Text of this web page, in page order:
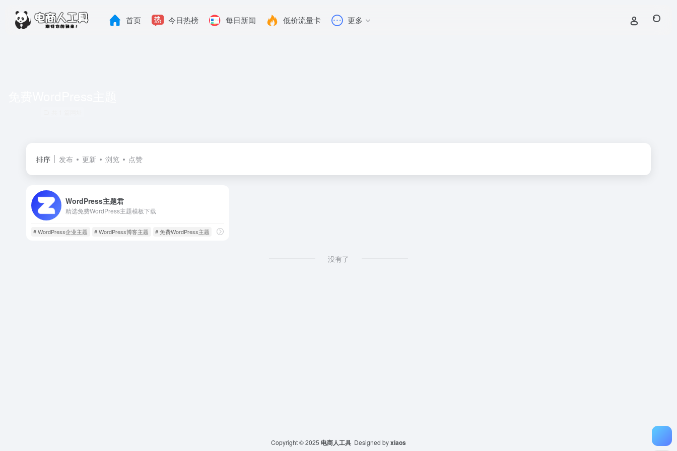
首页 今日热榜 每日新闻 低价流量卡 更多
排序 发布 更新 浏览 点赞
WordPress主题君
精选免费WordPress主题模板下载
# WordPress企业主题 # WordPress博客主题 # 免费WordPress主题
没有了
Copyright © 2025 电商人工具 Designed byxiaos